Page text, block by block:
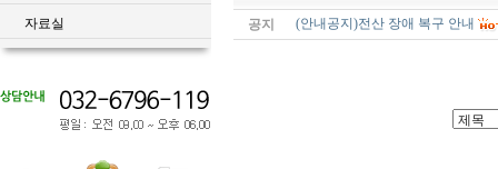
자료실 공지 (안내공지)전산 장애 복구 안내